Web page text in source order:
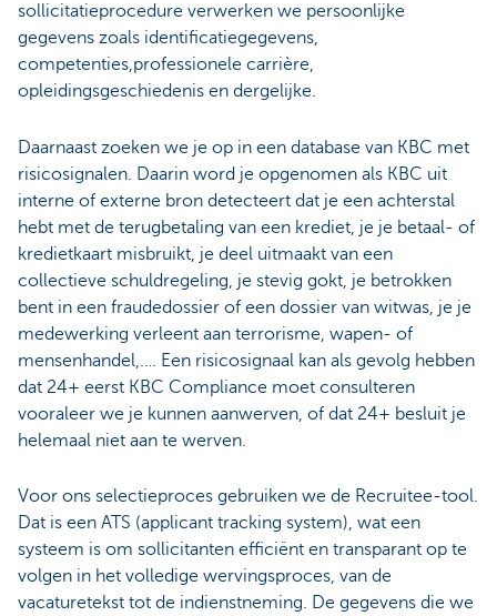
sollicitatieprocedure verwerken we persoonlijke
gegevens zoals identificatiegegevens,
competenties,professionele carrière,
opleidingsgeschiedenis en dergelijke.
Daarnaast zoeken we je op in een database van KBC met
risicosignalen. Daarin word je opgenomen als KBC uit
interne of externe bron detecteert dat je een achterstal
hebt met de terugbetaling van een krediet, je je betaal- of
kredietkaart misbruikt, je deel uitmaakt van een
collectieve schuldregeling, je stevig gokt, je betrokken
bent in een fraudedossier of een dossier van witwas, je je
medewerking verleent aan terrorisme, wapen- of
mensenhandel,…. Een risicosignaal kan als gevolg hebben
dat 24+ eerst KBC Compliance moet consulteren
vooraleer we je kunnen aanwerven, of dat 24+ besluit je
helemaal niet aan te werven.
Voor ons selectieproces gebruiken we de Recruitee-tool.
Dat is een ATS (applicant tracking system), wat een
systeem is om sollicitanten efficiënt en transparant op te
volgen in het volledige wervingsproces, van de
vacaturetekst tot de indienstneming. De gegevens die we